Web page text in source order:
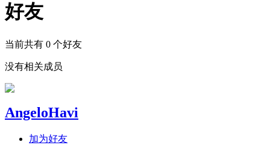
好友
当前共有 0 个好友
没有相关成员
AngeloHavi
加为好友